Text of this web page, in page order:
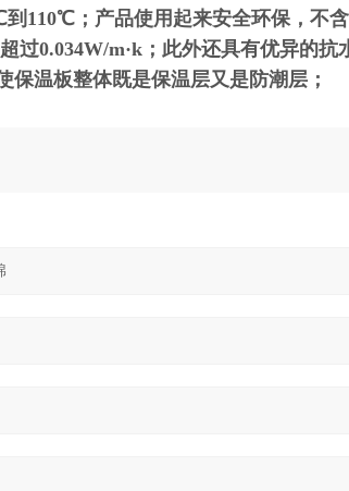
110℃；产品使用起来安全环保，不
过0.034W/m·k；此外还具有优异的抗
保温板整体既是保温层又是防潮层；